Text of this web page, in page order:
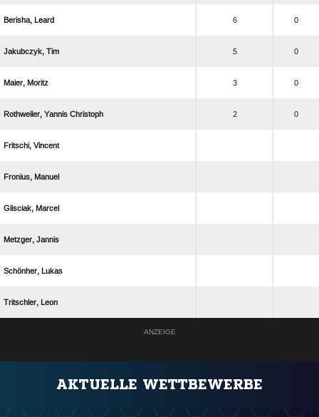
  6 0
  5 0
  3 0
   2 0
 
 
 
 
 
 
ANZEIGE
AKTUELLE WETTBEWERBE